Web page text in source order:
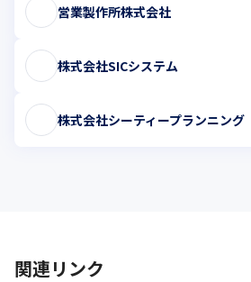
営業製作所株式会社
株式会社SICシステム
株式会社シーティープランニング
関連リンク